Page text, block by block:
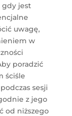
gdy jest
uwagę,
w
poradzić
ściśle
sesji
z jego
od niższego